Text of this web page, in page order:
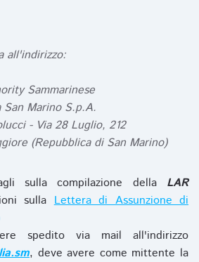
all'indirizzo:
Sammarinese
Marino S.p.A.
- Via 28 Luglio, 212
(Repubblica di San Marino)
sulla compilazione della LAR
sullaLettera di Assunzione di
spedito via mail all'indirizzo
, deve avere come mittente la